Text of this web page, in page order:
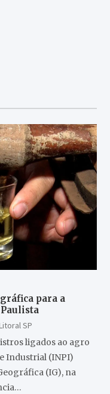
para a
SP
ligados ao agro
Industrial (INPI)
(IG), na